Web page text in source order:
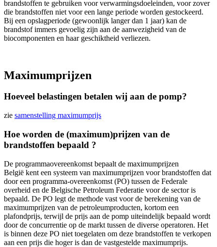
brandstoffen te gebruiken voor verwarmingsdoeleinden, voor zover
die brandstoffen niet voor een lange periode worden gestockeerd.
Bij een opslagperiode (gewoonlijk langer dan 1 jaar) kan de
brandstof immers gevoelig zijn aan de aanwezigheid van de
biocomponenten en haar geschiktheid verliezen.
Maximumprijzen
Hoeveel belastingen betalen wij aan de pomp?
zie samenstelling maximumprijs
Hoe worden de (maximum)prijzen van de
brandstoffen bepaald ?
De programmaovereenkomst bepaalt de maximumprijzen
België kent een systeem van maximumprijzen voor brandstoffen dat
door een programma-overeenkomst (PO) tussen de Federale
overheid en de Belgische Petroleum Federatie voor de sector is
bepaald. De PO legt de methode vast voor de berekening van de
maximumprijzen van de petroleumproducten, kortom een
plafondprijs, terwijl de prijs aan de pomp uiteindelijk bepaald wordt
door de concurrentie op de markt tussen de diverse operatoren. Het
is binnen deze PO niet toegelaten om deze brandstoffen te verkopen
aan een prijs die hoger is dan de vastgestelde maximumprijs.